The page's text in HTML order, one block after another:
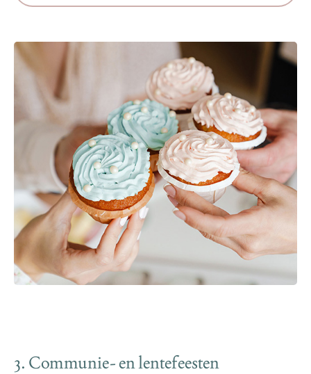
3. Communie- en lentefeesten